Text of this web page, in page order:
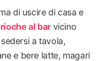
di uscire di casa e
al barvicino
a tavola,
e bere latte, magari